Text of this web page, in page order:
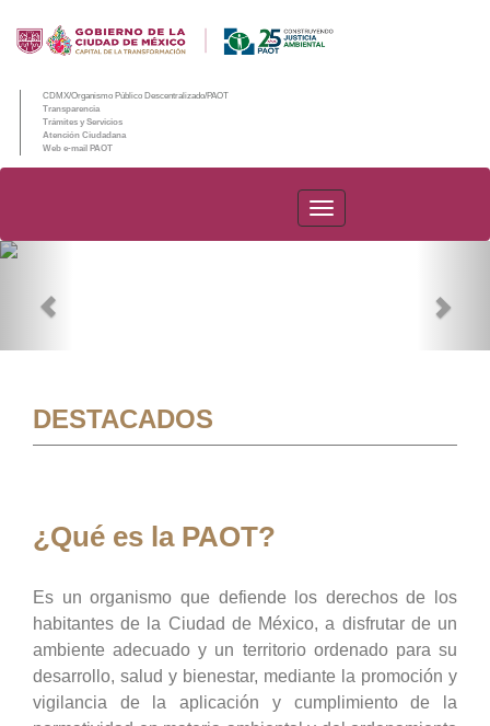
CDMX/Organismo Público Descentralizado/PAOT
Transparencia
Trámites y Servicios
Atención Ciudadana
Web e-mail PAOT
PAOT
DESTACADOS
¿Qué es la PAOT?
Es un organismo que defiende los derechos de los
habitantes de la Ciudad de México, a disfrutar de un
ambiente adecuado y un territorio ordenado para su
desarrollo, salud y bienestar, mediante la promoción y
vigilancia de la aplicación y cumplimiento de la